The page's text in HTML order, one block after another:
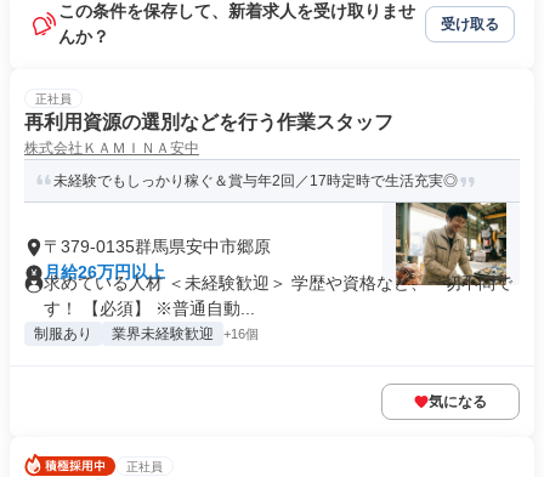
この条件を保存して、新着求人を受け取りませ
んか？
受け取る
正社員
再利用資源の選別などを行う作業スタッフ
株式会社ＫＡＭＩＮＡ安中
未経験でもしっかり稼ぐ＆賞与年2回／17時定時で生活充実◎
〒379-0135群馬県安中市郷原
月給26万円以上
求めている人材 ＜未経験歓迎＞ 学歴や資格など、一切不問で
す！ 【必須】 ※普通自動...
制服あり 業界未経験歓迎 +16個
気になる
正社員